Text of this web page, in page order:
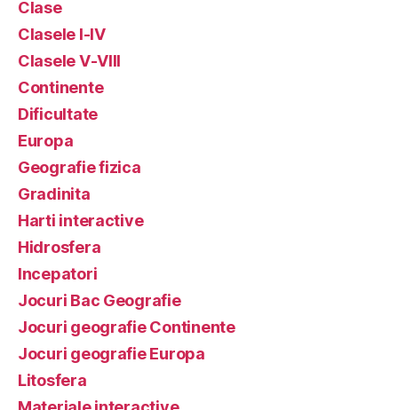
Clase
Clasele I-IV
Clasele V-VIII
Continente
Dificultate
Europa
Geografie fizica
Gradinita
Harti interactive
Hidrosfera
Incepatori
Jocuri Bac Geografie
Jocuri geografie Continente
Jocuri geografie Europa
Litosfera